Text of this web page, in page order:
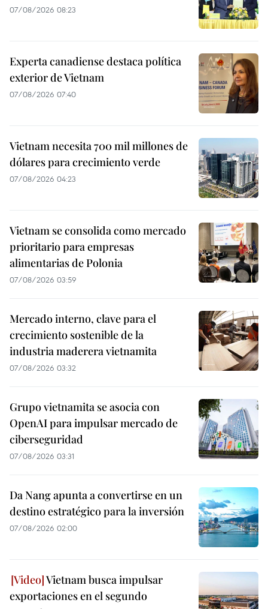
07/08/2026 08:23
Experta canadiense destaca política
exterior de Vietnam
07/08/2026 07:40
Vietnam necesita 700 mil millones de
dólares para crecimiento verde
07/08/2026 04:23
Vietnam se consolida como mercado
prioritario para empresas
alimentarias de Polonia
07/08/2026 03:59
Mercado interno, clave para el
crecimiento sostenible de la
industria maderera vietnamita
07/08/2026 03:32
Grupo vietnamita se asocia con
OpenAI para impulsar mercado de
ciberseguridad
07/08/2026 03:31
Da Nang apunta a convertirse en un
destino estratégico para la inversión
07/08/2026 02:00
Vietnam busca impulsar
exportaciones en el segundo